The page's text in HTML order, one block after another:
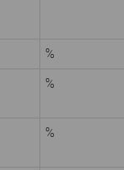
%
%
%